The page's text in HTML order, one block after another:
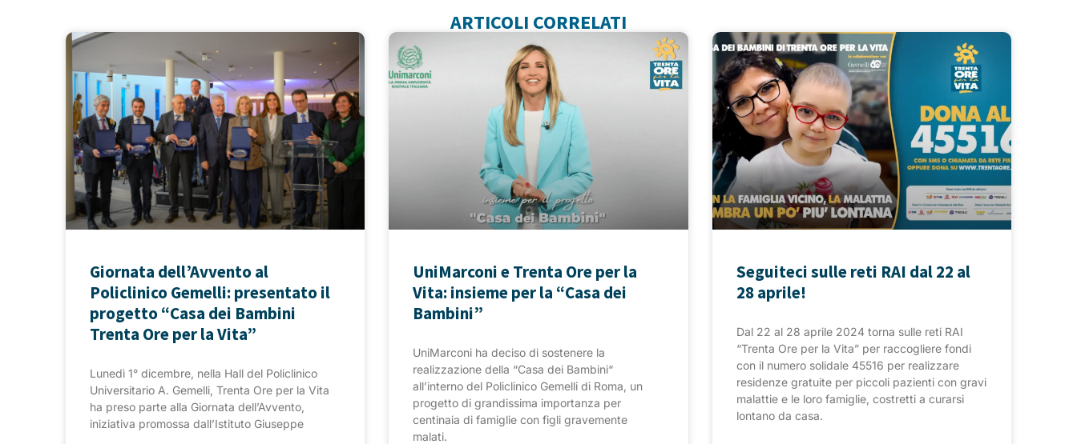
ARTICOLI CORRELATI
Giornata dell’Avvento al
Policlinico Gemelli: presentato il
progetto “Casa dei Bambini
Trenta Ore per la Vita”
Lunedì 1° dicembre, nella Hall del Policlinico
Universitario A. Gemelli, Trenta Ore per la Vita
ha preso parte alla Giornata dell’Avvento,
iniziativa promossa dall’Istituto Giuseppe
UniMarconi e Trenta Ore per la
Vita: insieme per la “Casa dei
Bambini”
UniMarconi ha deciso di sostenere la
realizzazione della “Casa dei Bambini“
all’interno del Policlinico Gemelli di Roma, un
progetto di grandissima importanza per
centinaia di famiglie con figli gravemente
malati.
Seguiteci sulle reti RAI dal 22 al
28 aprile!
Dal 22 al 28 aprile 2024 torna sulle reti RAI
“Trenta Ore per la Vita” per raccogliere fondi
con il numero solidale 45516 per realizzare
residenze gratuite per piccoli pazienti con gravi
malattie e le loro famiglie, costretti a curarsi
lontano da casa.